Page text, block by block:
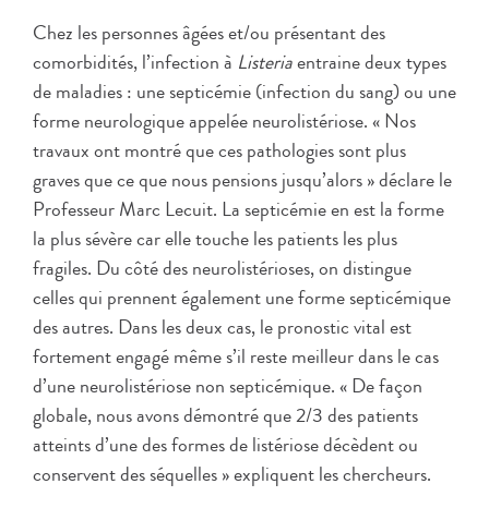
Chez les personnes âgées et/ou présentant des
comorbidités, l’infection à Listeriaentraine deux types
de maladies : une septicémie (infection du sang) ou une
forme neurologique appelée neurolistériose. « Nos
travaux ont montré que ces pathologies sont plus
graves que ce que nous pensions jusqu’alors » déclare le
Professeur Marc Lecuit. La septicémie en est la forme
la plus sévère car elle touche les patients les plus
fragiles. Du côté des neurolistérioses, on distingue
celles qui prennent également une forme septicémique
des autres. Dans les deux cas, le pronostic vital est
fortement engagé même s’il reste meilleur dans le cas
d’une neurolistériose non septicémique. « De façon
globale, nous avons démontré que 2/3 des patients
atteints d’une des formes de listériose décèdent ou
conservent des séquelles » expliquent les chercheurs.